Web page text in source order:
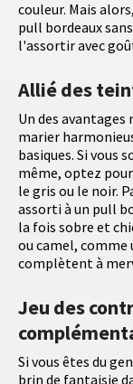
couleur. Mais
pull bordeaux
l'assortir avec
Allié des
Un des avantages
marier
basiques. Si vous
même, optez
le gris ou le noir.
assorti à un pull
la fois sobre et
ou camel, comme
complètent à
Jeu des
Si vous êtes du
brin de fantaisie